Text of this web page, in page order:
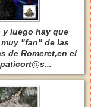
y luego hay que
"fan" de las
de Romeret,en el